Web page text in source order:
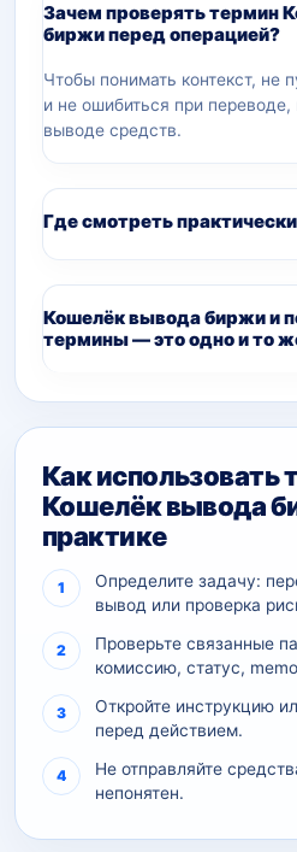
Зачем проверять термин
биржи перед операцией?
Чтобы понимать контекст, не
и не ошибиться при переводе,
выводе средств.
Где смотреть
Кошелёк вывода биржи и
термины — это одно и то
Как использовать
Кошелёк вывода
практике
Определите задачу:
вывод или проверка
Проверьте связанные
комиссию, статус,
Откройте инструкцию
перед действием.
Не отправляйте
непонятен.